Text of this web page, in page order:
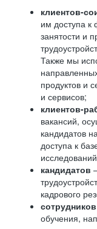
клиентов-
им доступа к
занятости и
Также мы
продуктов и
и сервисов;
клиентов-
вакансий,
кандидатов
доступа к
кандидатов
кадрового
сотрудников
обучения,